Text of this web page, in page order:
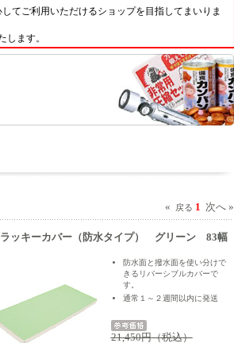
てご利用いただけるショップを目指してまいりま
します。
« 戻る 1 次へ »
ッキーカバー（防水タイプ） グリーン 83幅
防水面と撥水面を使い分けで
きるリバーシブルカバーで
す。
通常１～２週間以内に発送
21,450円（税込）